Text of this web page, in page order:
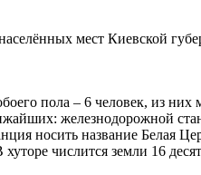
мест Киевской
пола – 6 человек, из
железнодорожной
носить название Белая
числится земли 16